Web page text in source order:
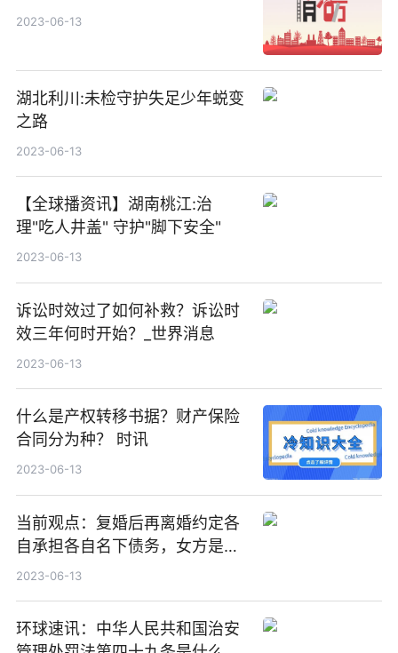
2023-06-13
湖北利川:未检守护失足少年蜕变
之路
2023-06-13
【全球播资讯】湖南桃江:治
理"吃人井盖" 守护"脚下安全"
2023-06-13
诉讼时效过了如何补救？诉讼时
效三年何时开始？_世界消息
2023-06-13
什么是产权转移书据？财产保险
合同分为种？ 时讯
2023-06-13
当前观点：复婚后再离婚约定各
自承担各自名下债务，女方是否
要归还首次离婚要承担的共同债
2023-06-13
环球速讯：中华人民共和国治安